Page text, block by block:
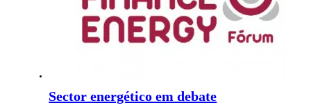
Sector energético em debate